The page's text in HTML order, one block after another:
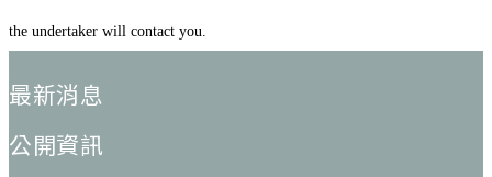
the undertaker will contact you.
最新消息
公開資訊